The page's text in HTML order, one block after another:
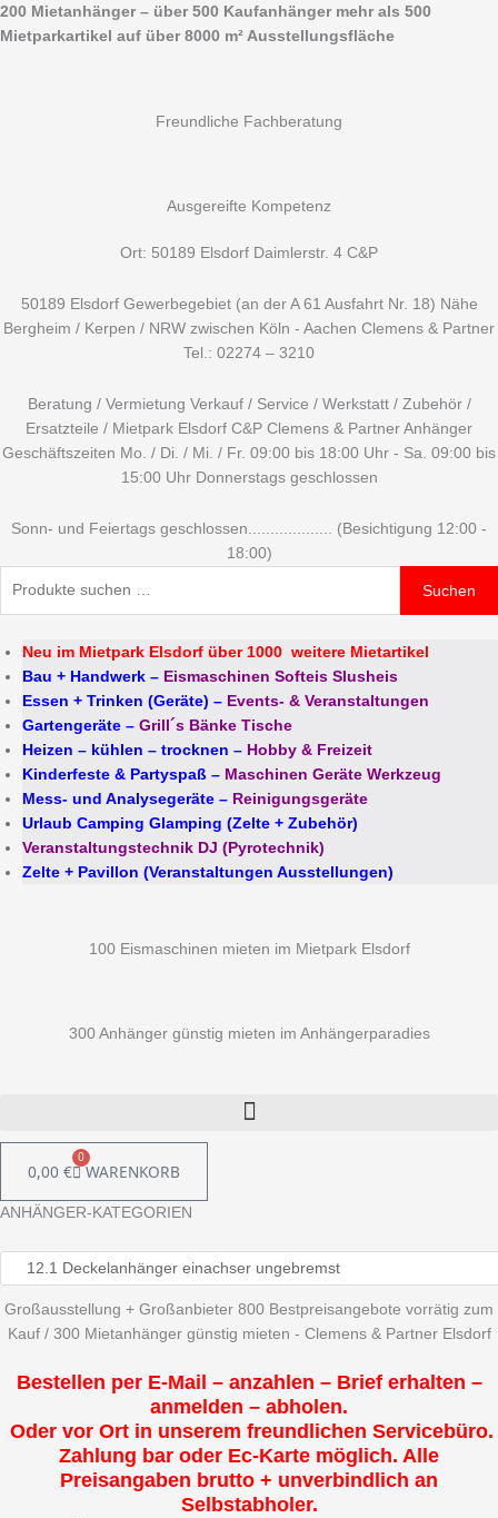
Zum
Inhalt
200 Mietanhänger – über 500 Kaufanhänger mehr als 500
Mietparkartikel auf über 8000 m² Ausstellungsfläche
Freundliche Fachberatung
Ausgereifte Kompetenz
Ort: 50189 Elsdorf Daimlerstr. 4 C&P
50189 Elsdorf Gewerbegebiet (an der A 61 Ausfahrt Nr. 18) Nähe
Bergheim / Kerpen / NRW zwischen Köln - Aachen Clemens & Partner
Tel.: 02274 – 3210
Beratung / Vermietung Verkauf / Service / Werkstatt / Zubehör /
Ersatzteile / Mietpark Elsdorf C&P Clemens & Partner Anhänger
Geschäftszeiten Mo. / Di. / Mi. / Fr. 09:00 bis 18:00 Uhr - Sa. 09:00 bis
15:00 Uhr Donnerstags geschlossen
Sonn- und Feiertags geschlossen................... (Besichtigung 12:00 -
18:00)
Suchen
nach:
Suchen
Neu im Mietpark Elsdorf über 1000 weitere Mietartikel
Bau + Handwerk – Eismaschinen Softeis Slusheis
Essen + Trinken (Geräte) – Events- & Veranstaltungen
Gartengeräte – Grill´s Bänke Tische
Heizen – kühlen – trocknen – Hobby & Freizeit
Kinderfeste & Partyspaß – Maschinen Geräte Werkzeug
Mess- und Analysegeräte – Reinigungsgeräte
Urlaub Camping Glamping (Zelte + Zubehör)
Veranstaltungstechnik DJ (Pyrotechnik)
Zelte + Pavillon (Veranstaltungen Ausstellungen)
100 Eismaschinen mieten im Mietpark Elsdorf
300 Anhänger günstig mieten im Anhängerparadies
0,00 €
0
WARENKORB
ANHÄNGER-KATEGORIEN
Großausstellung + Großanbieter 800 Bestpreisangebote vorrätig zum
Kauf / 300 Mietanhänger günstig mieten - Clemens & Partner Elsdorf
Bestellen per E-Mail – anzahlen – Brief erhalten –
anmelden – abholen.
Oder vor Ort in unserem freundlichen Servicebüro.
Zahlung bar oder Ec-Karte möglich. Alle
Preisangaben brutto + unverbindlich an
Selbstabholer.